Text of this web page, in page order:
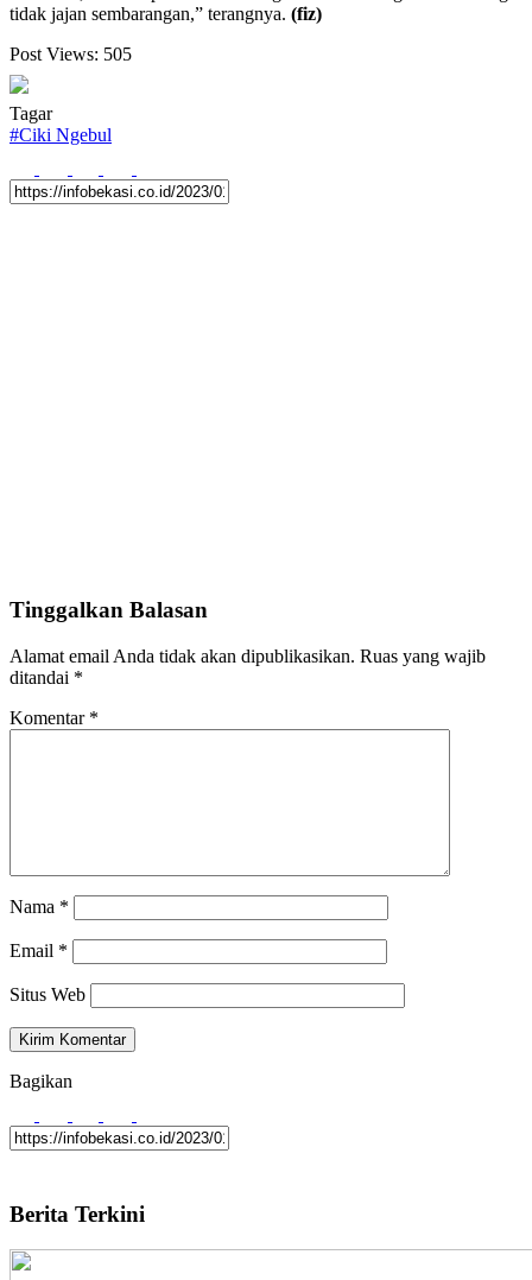
tidak jajan sembarangan,” terangnya. (fiz)
Post Views: 505
Tagar
#Ciki Ngebul
Tinggalkan Balasan
Alamat email Anda tidak akan dipublikasikan. Ruas yang wajib
ditandai *
Komentar *
Nama *
Email *
Situs Web
Bagikan
Berita Terkini